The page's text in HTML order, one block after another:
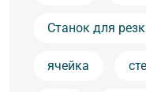
Станок для
ячейка